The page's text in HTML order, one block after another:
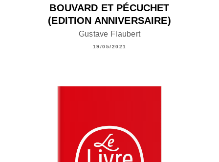
BOUVARD ET PÉCUCHET
(EDITION ANNIVERSAIRE)
Gustave Flaubert
19/05/2021